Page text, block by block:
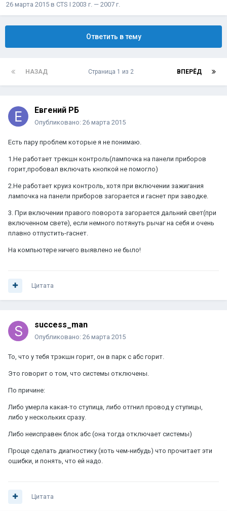
26 марта 2015 в CTS I 2003 г. — 2007 г.
Ответить в тему
НАЗАД ВПЕРЁД
Страница 1 из 2
Евгений РБ
Опубликовано: 26 марта 2015
Есть пару проблем которые я не понимаю.
1.Не работает трекшн контроль(лампочка на панели приборов
горит,пробовал включать кнопкой не помогло)
2.Не работает круиз контроль, хотя при включении зажигания
лампочка на панели приборов загорается и гаснет при заводке.
3. При включении правого поворота загорается дальний свет(при
включенном свете), если немного потянуть рычаг на себя и очень
плавно отпустить-гаснет.
На компьютере ничего выявлено не было!
Цитата
success_man
Опубликовано: 26 марта 2015
То, что у тебя трэкшн горит, он в парк с абс горит.
Это говорит о том, что системы отключены.
По причине:
Либо умерла какая-то ступица, либо отгнил провод у ступицы,
либо у нескольких сразу.
Либо неисправен блок абс (она тогда отключает системы)
Проще сделать диагностику (хоть чем-нибудь) что прочитает эти
ошибки, и понять, что ей надо.
Цитата